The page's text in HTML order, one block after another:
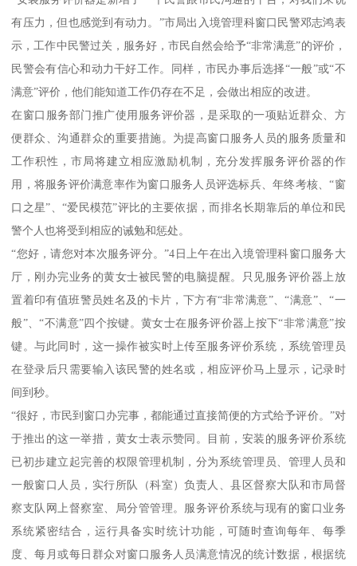
有压力，但也感觉到有动力。”市局出入境管理科窗口民警邓志鸿表
示，工作中民警过关，服务好，市民自然会给予“非常满意”的评价，
民警会有信心和动力干好工作。同样，市民办事后选择“一般”或“不
满意”评价，他们能知道工作仍存在不足，会做出相应的改进。
在窗口服务部门推广使用服务评价器，是采取的一项贴近群众、方
便群众、沟通群众的重要措施。为提高窗口服务人员的服务质量和
工作积性，市局将建立相应激励机制，充分发挥服务评价器的作
用，将服务评价满意率作为窗口服务人员评选标兵、年终考核、“窗
口之星”、“爱民模范”评比的主要依据，而排名长期靠后的单位和民
警个人也将受到相应的诫勉和惩处。
“您好，请您对本次服务评分。”4日上午在出入境管理科窗口服务大
厅，刚办完业务的黄女士被民警的电脑提醒。只见服务评价器上放
置着印有值班警员姓名及的卡片，下方有“非常满意”、“满意”、“一
般”、“不满意”四个按键。黄女士在服务评价器上按下“非常满意”按
键。与此同时，这一操作被实时上传至服务评价系统，系统管理员
在登录后只需要输入该民警的姓名或，相应评价马上显示，记录时
间到秒。
“很好，市民到窗口办完事，都能通过直接简便的方式给予评价。”对
于推出的这一举措，黄女士表示赞同。目前，安装的服务评价系统
已初步建立起完善的权限管理机制，分为系统管理员、管理人员和
一般窗口人员，实行所队（科室）负责人、县区督察大队和市局督
察支队网上督察室、局分管管理。服务评价系统与现有的窗口业务
系统紧密结合，运行具备实时统计功能，可随时查询每年、每季
度、每月或每日群众对窗口服务人员满意情况的统计数据，根据统